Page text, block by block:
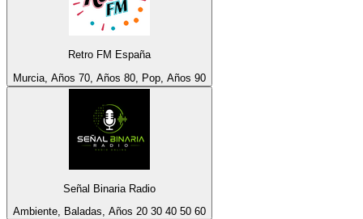
Retro FM España
Murcia, Años 70, Años 80, Pop, Años 90
Señal Binaria Radio
Ambiente, Baladas, Años 20 30 40 50 60